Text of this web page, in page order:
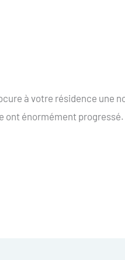
à votre résidence une
énormément progressé.